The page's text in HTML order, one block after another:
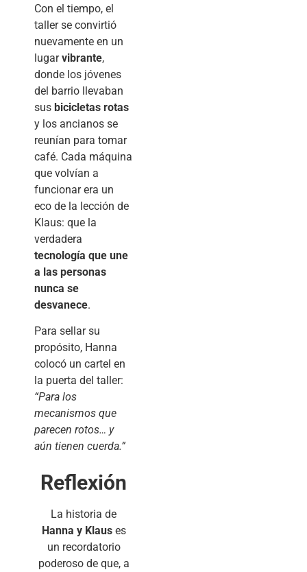
Con el tiempo, el
taller se convirtió
nuevamente en un
lugarvibrante,
donde los jóvenes
del barrio llevaban
sus bicicletas rotas
y los ancianos se
reunían para tomar
café. Cada máquina
que volvían a
funcionar era un
eco de la lección de
Klaus: que la
verdadera
tecnología que une
a las personas
nunca se
desvanece.
Para sellar su
propósito, Hanna
colocó un cartel en
la puerta del taller:
“Para los
mecanismos que
parecen rotos… y
aún tienen cuerda.”
Reflexión
La historia de
Hanna y Klauses
un recordatorio
poderoso de que, a